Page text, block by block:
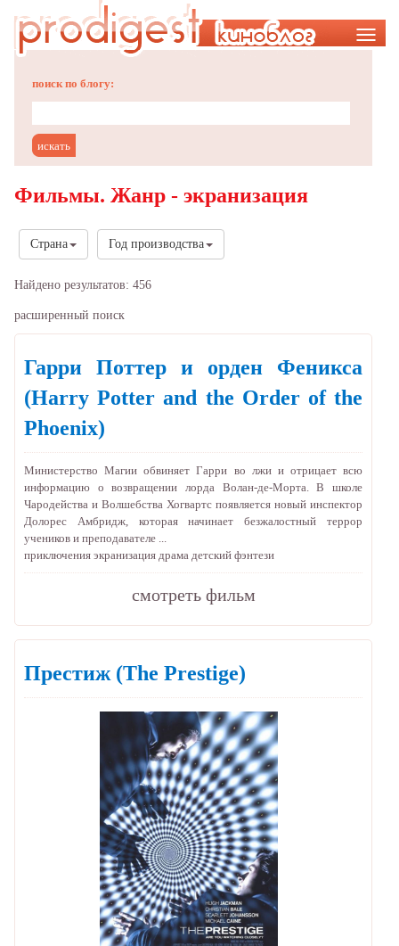
Меню
поиск по блогу:
Фильмы. Жанр - экранизация
Страна Год производства
Найдено результатов: 456
расширенный поиск
Гарри Поттер и орден Феникса
(Harry Potter and the Order of the
Phoenix)
Министерство Магии обвиняет Гарри во лжи и отрицает всю
информацию о возвращении лорда Волан-де-Морта. В школе
Чародейства и Волшебства Хогвартс появляется новый инспектор
Долорес Амбридж, которая начинает безжалостный террор
учеников и преподавателе ...
приключения экранизация драма детский фэнтези
cмотреть фильм
Престиж (The Prestige)